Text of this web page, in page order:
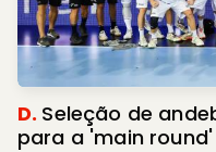
D. Seleção de
para a 'main